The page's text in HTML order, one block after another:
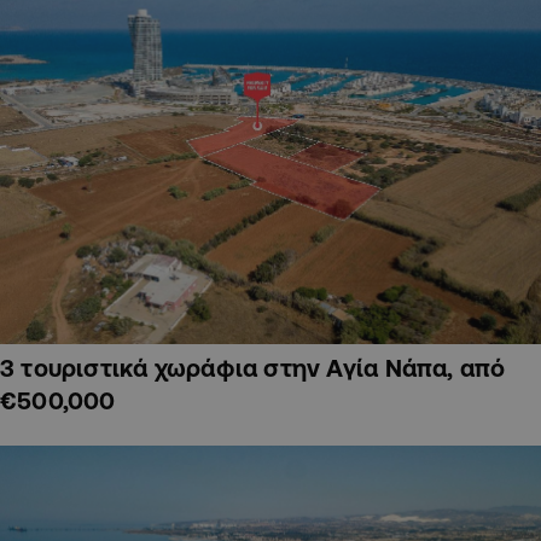
3 τουριστικά χωράφια στην Αγία Νάπα, από
€500,000